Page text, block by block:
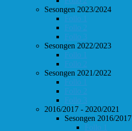
Sesongen 2023/2024
Follo 1
Follo 2
Follo 3
Sesongen 2022/2023
Follo 1
Follo 2
Sesongen 2021/2022
Follo 1
Follo 2
Follo 3
2016/2017 - 2020/2021
Sesongen 2016/2017
Follo 1